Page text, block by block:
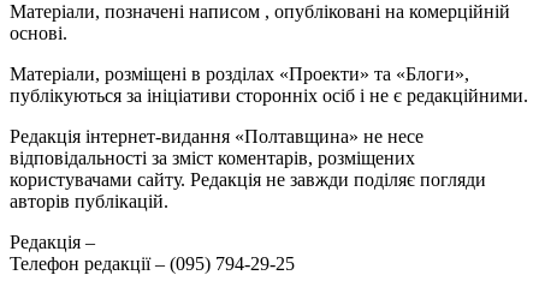
Матеріали, позначені написом , опубліковані на комерційній
основі.
Матеріали, розміщені в розділах «Проекти» та «Блоги»,
публікуються за ініціативи сторонніх осіб і не є редакційними.
Редакція інтернет-видання «Полтавщина» не несе
відповідальності за зміст коментарів, розміщених
користувачами сайту. Редакція не завжди поділяє погляди
авторів публікацій.
Редакція –
Телефон редакції – (095) 794-29-25